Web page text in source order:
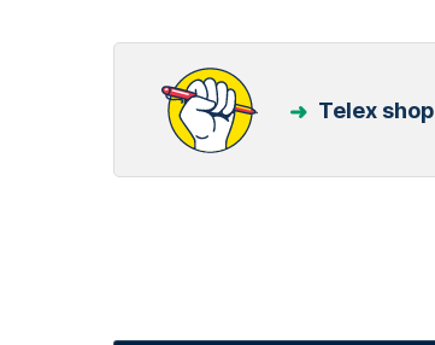
Telex shop